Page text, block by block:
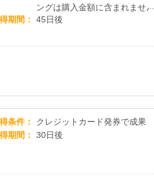
ングは購入金額に含まれません
期間
45日後
条件
クレジットカード発券で成果
期間
30日後